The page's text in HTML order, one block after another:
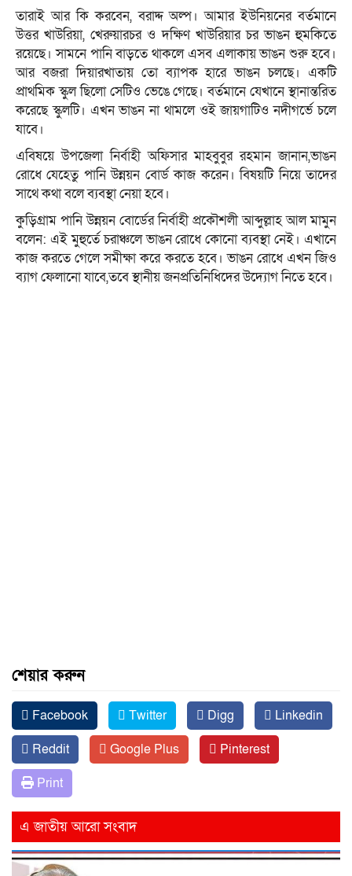
তারাই আর কি করবেন, বরাদ্দ অল্প। আমার ইউনিয়নের বর্তমানে
উত্তর খাউরিয়া, খেরুয়ারচর ও দক্ষিণ খাউরিয়ার চর ভাঙন হুমকিতে
রয়েছে। সামনে পানি বাড়তে থাকলে এসব এলাকায় ভাঙন শুরু হবে।
আর বজরা দিয়ারখাতায় তো ব্যাপক হারে ভাঙন চলছে। একটি
প্রাথমিক স্কুল ছিলো সেটিও ভেঙে গেছে। বর্তমানে যেখানে স্থানান্তরিত
করেছে স্কুলটি। এখন ভাঙন না থামলে ওই জায়গাটিও নদীগর্ভে চলে
যাবে।
এবিষয়ে উপজেলা নির্বাহী অফিসার মাহবুবুর রহমান জানান,ভাঙন
রোধে যেহেতু পানি উন্নয়ন বোর্ড কাজ করেন। বিষয়টি নিয়ে তাদের
সাথে কথা বলে ব্যবস্থা নেয়া হবে।
কুড়িগ্রাম পানি উন্নয়ন বোর্ডের নির্বাহী প্রকৌশলী আব্দুল্লাহ আল মামুন
বলেন: এই মুহুর্তে চরাঞ্চলে ভাঙন রোধে কোনো ব্যবস্থা নেই। এখানে
কাজ করতে গেলে সমীক্ষা করে করতে হবে। ভাঙন রোধে এখন জিও
ব্যাগ ফেলানো যাবে,তবে স্থানীয় জনপ্রতিনিধিদের উদ্যোগ নিতে হবে।
শেয়ার করুন
Facebook Twitter Digg
Linkedin
Reddit
Google Plus
Pinterest
Print
এ জাতীয় আরো সংবাদ